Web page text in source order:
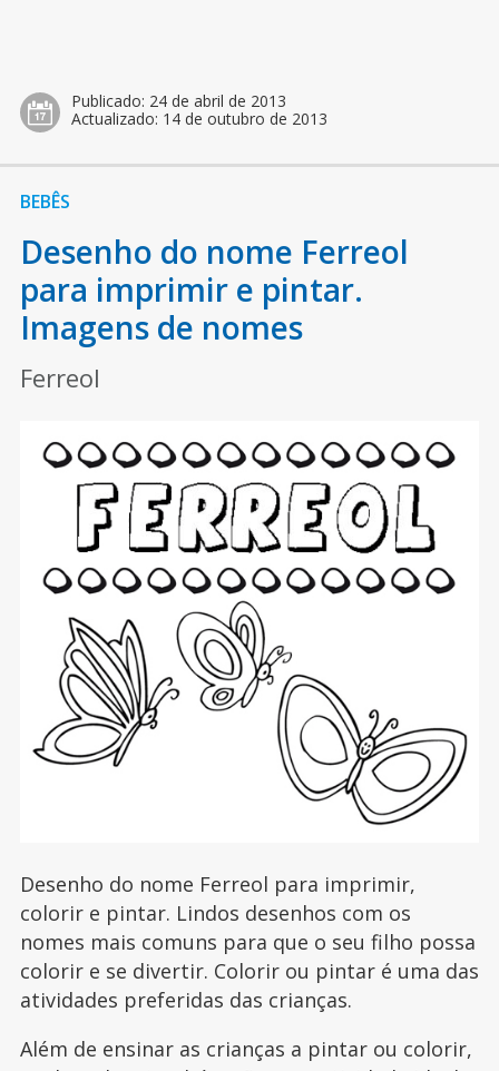
Publicado: 24 de abril de 2013
Actualizado: 14 de outubro de 2013
BEBÊS
Desenho do nome Ferreol
para imprimir e pintar.
Imagens de nomes
Ferreol
Desenho do nome Ferreol para imprimir,
colorir e pintar. Lindos desenhos com os
nomes mais comuns para que o seu filho possa
colorir e se divertir. Colorir ou pintar é uma das
atividades preferidas das crianças.
Além de ensinar as crianças a pintar ou colorir,